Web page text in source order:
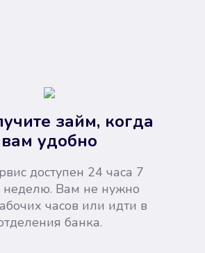
займ, когда
вам удобно
доступен 24 часа 7
неделю. Вам не нужно
часов или идти в
банка.